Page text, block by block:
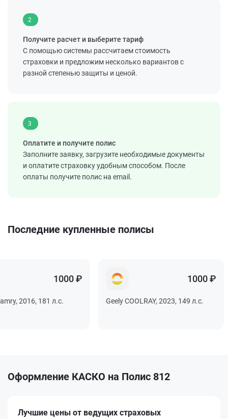
2
Получите расчет и выберите тариф
С помощью системы рассчитаем стоимость
страховки и предложим несколько вариантов с
разной степенью защиты и ценой.
3
Оплатите и получите полис
Заполните заявку, загрузите необходимые документы
и оплатите страховку удобным способом. После
оплаты получите полис на email.
Последние купленные полисы
1000 ₽
2016, 181 л.с.
1000 ₽
Geely COOLRAY, 2023, 149 л.с.
Оформление КАСКО на Полис 812
Лучшие цены от ведущих страховых